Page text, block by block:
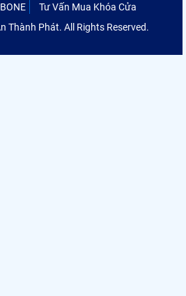
Tư Vấn Mua Khóa Cửa
Thành Phát. All Rights Reserved.